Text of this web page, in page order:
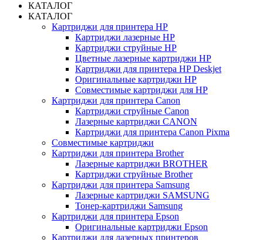
КАТАЛОГ
КАТАЛОГ
Картриджи для принтера HP
Картриджи лазерные HP
Картриджи струйные HP
Цветные лазерные картриджи HP
Картриджи для принтера HP Deskjet
Оригинальные картриджи HP
Совместимые картриджи для HP
Картриджи для принтера Canon
Картриджи струйные Canon
Лазерные картриджи CANON
Картриджи для принтера Canon Pixma
Совместимые картриджи
Картриджи для принтера Brother
Лазерные картриджи BROTHER
Картриджи струйные Brother
Картриджи для принтера Samsung
Лазерные картриджи SAMSUNG
Тонер-картриджи Samsung
Картриджи для принтера Epson
Оригинальные картриджи Epson
Картриджи для лазерных принтеров